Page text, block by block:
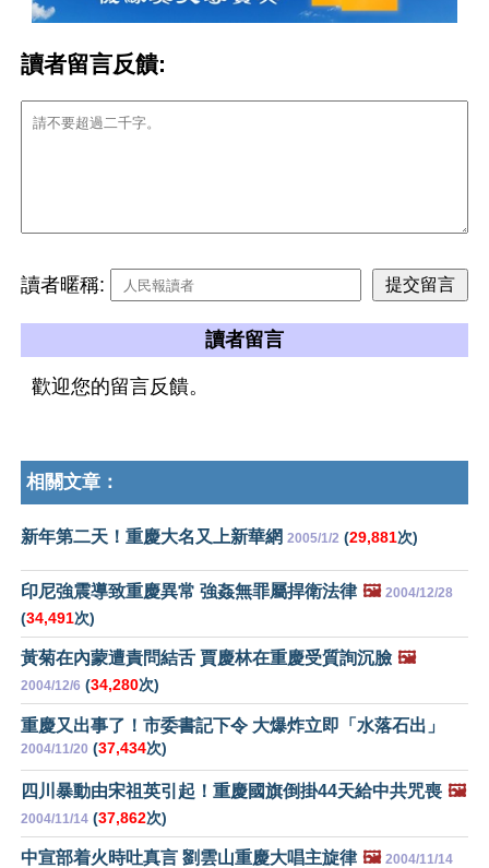
讀者留言反饋:
讀者暱稱:
讀者留言
歡迎您的留言反饋。
相關文章：
新年第二天！重慶大名又上新華網 2005/1/2 (29,881次)
印尼強震導致重慶異常 強姦無罪屬捍衛法律 🖼️ 2004/12/28
(34,491次)
黃菊在內蒙遭責問結舌 賈慶林在重慶受質詢沉臉 🖼️
2004/12/6 (34,280次)
重慶又出事了！市委書記下令 大爆炸立即「水落石出」
2004/11/20 (37,434次)
四川暴動由宋祖英引起！重慶國旗倒掛44天給中共咒喪 🖼️
2004/11/14 (37,862次)
中宣部着火時吐真言 劉雲山重慶大唱主旋律 🖼️ 2004/11/14